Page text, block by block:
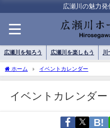
広瀬川の魅力発
広瀬川を知ろう 広瀬川を楽しもう 川
ホーム イベントカレンダー
イベントカレンダー